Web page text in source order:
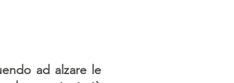
ad alzare le